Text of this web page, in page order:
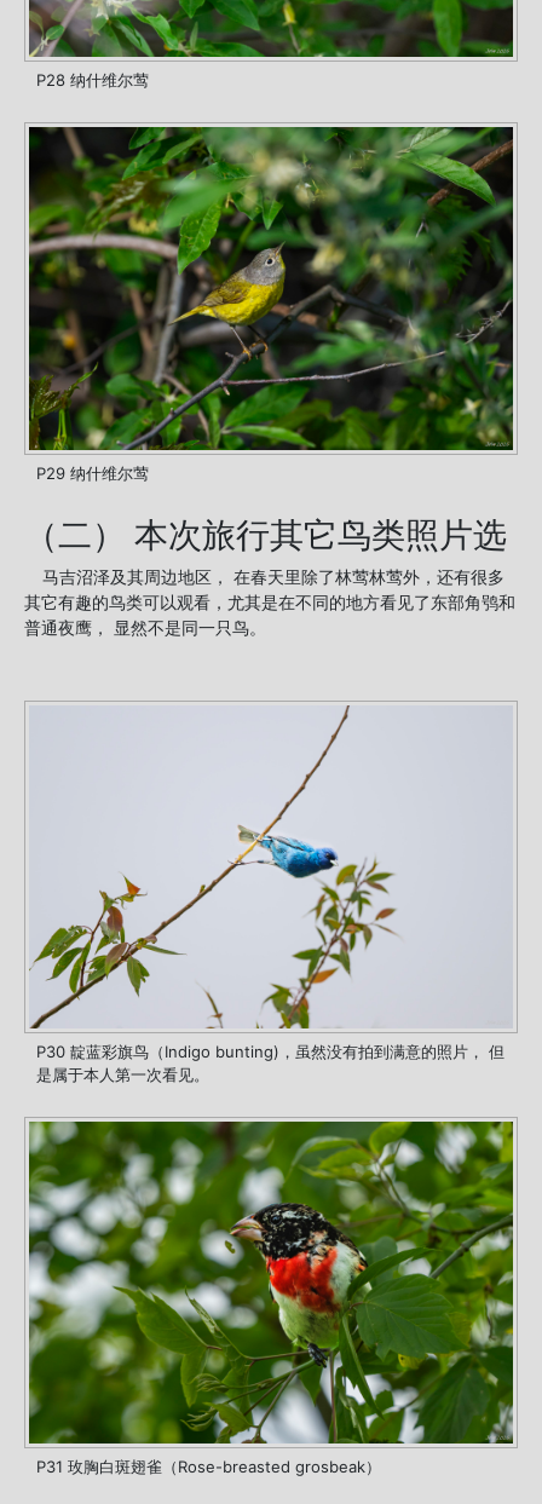
P28 纳什维尔莺
P29 纳什维尔莺
（二） 本次旅行其它鸟类照片选
马吉沼泽及其周边地区， 在春天里除了林莺林莺外，还有很多
其它有趣的鸟类可以观看，尤其是在不同的地方看见了东部角鸮和
普通夜鹰， 显然不是同一只鸟。
P30 靛蓝彩旗鸟（Indigo bunting)，虽然没有拍到满意的照片， 但
是属于本人第一次看见。
P31 玫胸白斑翅雀（Rose-breasted grosbeak）